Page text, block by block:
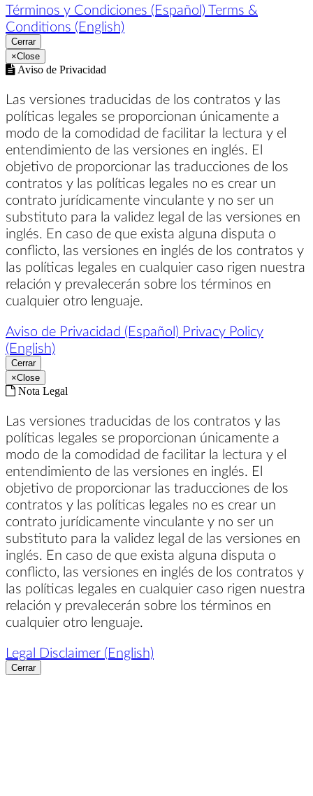
Términos y Condiciones (Español) Terms &
Conditions (English)
Cerrar
×Close
Aviso de Privacidad
Las versiones traducidas de los contratos y las
políticas legales se proporcionan únicamente a
modo de la comodidad de facilitar la lectura y el
entendimiento de las versiones en inglés. El
objetivo de proporcionar las traducciones de los
contratos y las políticas legales no es crear un
contrato jurídicamente vinculante y no ser un
substituto para la validez legal de las versiones en
inglés. En caso de que exista alguna disputa o
conflicto, las versiones en inglés de los contratos y
las políticas legales en cualquier caso rigen nuestra
relación y prevalecerán sobre los términos en
cualquier otro lenguaje.
Aviso de Privacidad (Español) Privacy Policy
(English)
Cerrar
×Close
Nota Legal
Las versiones traducidas de los contratos y las
políticas legales se proporcionan únicamente a
modo de la comodidad de facilitar la lectura y el
entendimiento de las versiones en inglés. El
objetivo de proporcionar las traducciones de los
contratos y las políticas legales no es crear un
contrato jurídicamente vinculante y no ser un
substituto para la validez legal de las versiones en
inglés. En caso de que exista alguna disputa o
conflicto, las versiones en inglés de los contratos y
las políticas legales en cualquier caso rigen nuestra
relación y prevalecerán sobre los términos en
cualquier otro lenguaje.
Legal Disclaimer (English)
Cerrar